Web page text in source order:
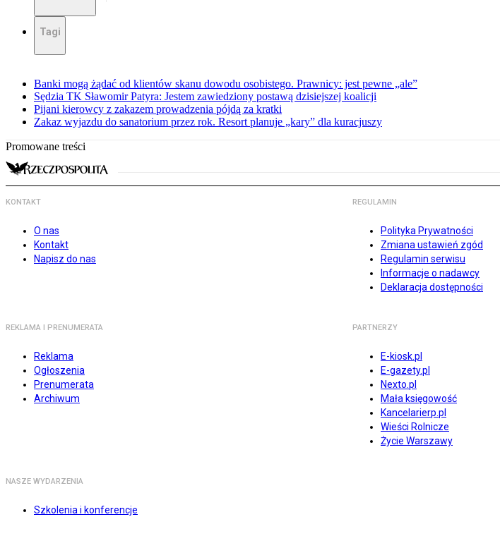
Tagi
Banki mogą żądać od klientów skanu dowodu osobistego. Prawnicy: jest pewne „ale”
Sędzia TK Sławomir Patyra: Jestem zawiedziony postawą dzisiejszej koalicji
Pijani kierowcy z zakazem prowadzenia pójdą za kratki
Zakaz wyjazdu do sanatorium przez rok. Resort planuje „kary” dla kuracjuszy
Promowane treści
KONTAKT
O nas
Kontakt
Napisz do nas
REGULAMIN
Polityka Prywatności
Zmiana ustawień zgód
Regulamin serwisu
Informacje o nadawcy
Deklaracja dostępności
REKLAMA I PRENUMERATA
Reklama
Ogłoszenia
Prenumerata
Archiwum
PARTNERZY
E-kiosk.pl
E-gazety.pl
Nexto.pl
Mała księgowość
Kancelarierp.pl
Wieści Rolnicze
Życie Warszawy
NASZE WYDARZENIA
Szkolenia i konferencje